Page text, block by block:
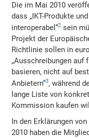
Die im Mai 2010
dass „IKT-Produkte
interoperabel“2 sein
Projekt der
Richtlinie sollen in
„Ausschreibungen auf
basieren, nicht auf
Anbietern“3, während
lange Liste von
Kommission kaufen
In den Erklärungen
2010 haben die